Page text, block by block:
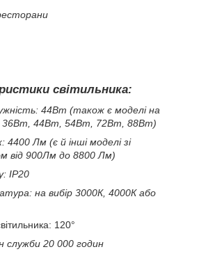
світильника:
44Вт (також є моделі на
44Вт, 54Вт, 72Вт, 88Вт)
4400 Лм (є й інші моделі зі
від 900Лм до 8800 Лм)
IP20
на вибір 3000К, 4000К або
120°
служби 20 000 годин